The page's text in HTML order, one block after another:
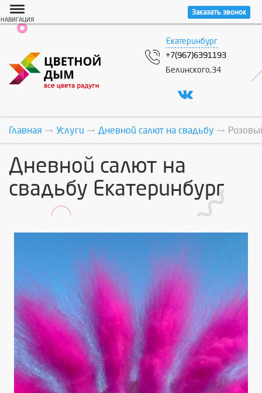
Заказать звонок
НАВИГАЦИЯ
Екатеринбург
+7(967)6391193
Белинского,34
Главная Услуги Дневной салют на свадьбу
Дневной салют на
свадьбу Екатеринбург